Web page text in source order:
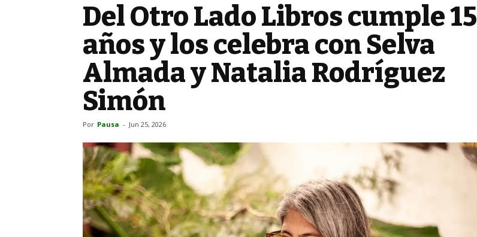
Del Otro Lado Libros cumple 15
años y los celebra con Selva
Almada y Natalia Rodríguez
Simón
Por Pausa - Jun 25, 2026